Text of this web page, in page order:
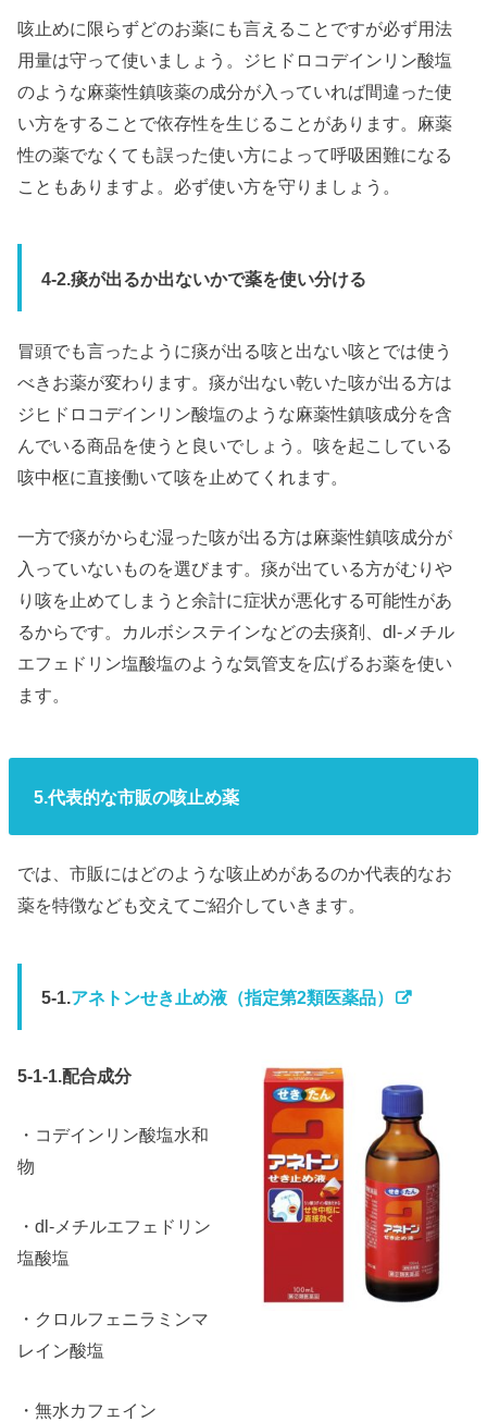
咳止めに限らずどのお薬にも言えることですが必ず用法
用量は守って使いましょう。ジヒドロコデインリン酸塩
のような麻薬性鎮咳薬の成分が入っていれば間違った使
い方をすることで依存性を生じることがあります。麻薬
性の薬でなくても誤った使い方によって呼吸困難になる
こともありますよ。必ず使い方を守りましょう。
4-2.痰が出るか出ないかで薬を使い分ける
冒頭でも言ったように痰が出る咳と出ない咳とでは使う
べきお薬が変わります。痰が出ない乾いた咳が出る方は
ジヒドロコデインリン酸塩のような麻薬性鎮咳成分を含
んでいる商品を使うと良いでしょう。咳を起こしている
咳中枢に直接働いて咳を止めてくれます。
一方で痰がからむ湿った咳が出る方は麻薬性鎮咳成分が
入っていないものを選びます。痰が出ている方がむりや
り咳を止めてしまうと余計に症状が悪化する可能性があ
るからです。カルボシステインなどの去痰剤、dl-メチル
エフェドリン塩酸塩のような気管支を広げるお薬を使い
ます。
5.代表的な市販の咳止め薬
では、市販にはどのような咳止めがあるのか代表的なお
薬を特徴なども交えてご紹介していきます。
5-1.アネトンせき止め液（指定第2類医薬品）
5-1-1.配合成分
・コデインリン酸塩水和
物
・dl-メチルエフェドリン
塩酸塩
・クロルフェニラミンマ
レイン酸塩
・無水カフェイン